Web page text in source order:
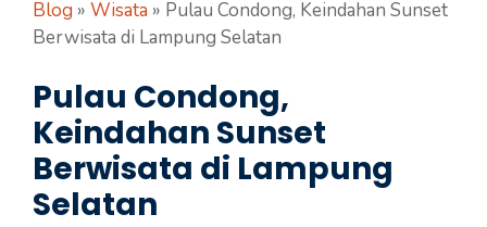
Blog » Wisata » Pulau Condong, Keindahan Sunset
Berwisata di Lampung Selatan
Pulau Condong,
Keindahan Sunset
Berwisata di Lampung
Selatan